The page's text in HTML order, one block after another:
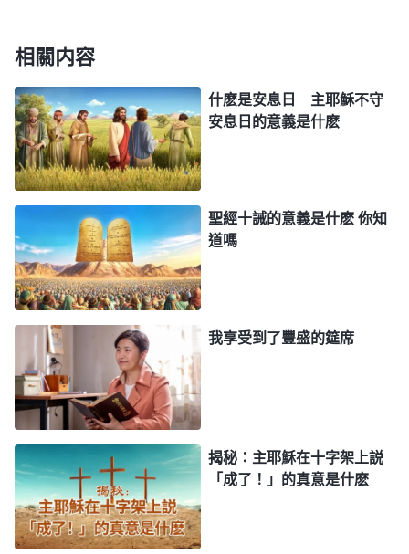
不同的是，當時像彼得、約翰、路加、馬太、撒瑪利
亞婦人等等，他們雖然不知道神作工的原則，但他們
能謙卑尋求、考察，有顆喜愛真理的心，就從主耶穌
的説話、作工中認出了神的聲音
是那要來的彌賽亞，跟上神的新作工，得到了主的救
恩。」
蒙娜點點頭説：「哦，我明白了，當初猶太教的
人和現在依舊持守律法没接受主耶穌救恩的人，就是
因為他們對神常新不舊的作工不認識，憑自己的觀念
想象定規神的新工作導致的啊！」
蒙悦説：「感謝主，他們失敗的教訓對我們都是
警戒啊！現在眼看着外界灾難越來越大，聖經中關于
主再來的預言都已基本應驗了，我想到啓示録中多處
預言『我必快來』（啓示録3章11節，22章7、12、
20節），還有『聖靈向衆教會所説的話，凡有耳
的，就應當聽！』（啓示録2-3章），一説『聖靈的
相關内容
什麽是安息日 主耶穌不守
安息日的意義是什麽
聖經十誡的意義是什麽 你知
道嗎
我享受到了豐盛的筵席
揭秘：主耶穌在十字架上説
「成了！」的真意是什麽